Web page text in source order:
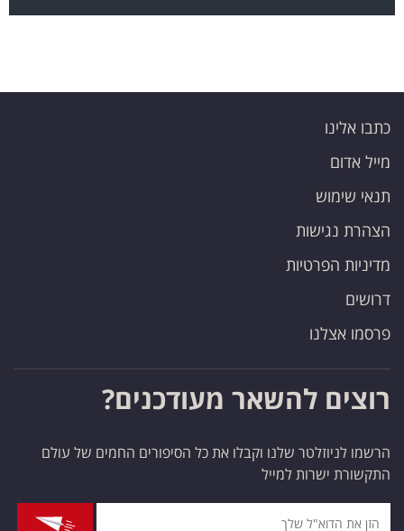
כתבו אלינו
מייל אדום
תנאי שימוש
הצהרת נגישות
מדיניות הפרטיות
דרושים
פרסמו אצלנו
רוצים להשאר מעודכנים?
הרשמו לניוזלטר שלנו וקבלו את כל הסיפורים החמים של עולם
התקשורת ישרות למייל